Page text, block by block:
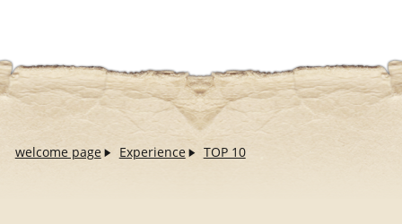
welcome page Experience TOP 10